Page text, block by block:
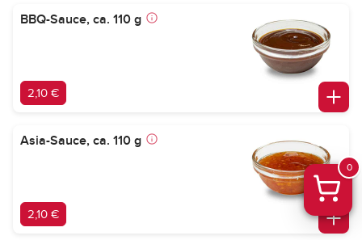
BBQ-Sauce, ca. 110 g
2,10 €
Asia-Sauce, ca. 110 g
2,10 €
0